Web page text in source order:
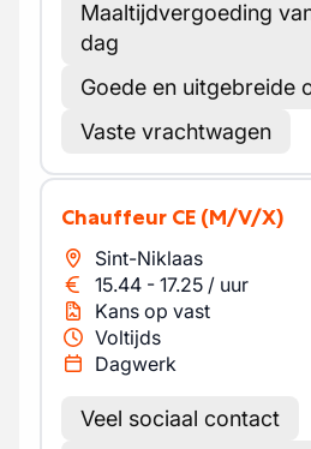
Maaltijdvergoeding
dag
Goede en uitgebreide
Vaste vrachtwagen
Chauffeur CE (M/V/X)
Sint-Niklaas
15.44 - 17.25 / uur
Kans op vast
Voltijds
Dagwerk
Veel sociaal contact